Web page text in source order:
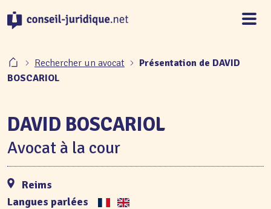
Rechercher un avocat
Présentation de DAVID
BOSCARIOL
DAVID BOSCARIOL
Avocat à la cour
Reims
Langues parlées